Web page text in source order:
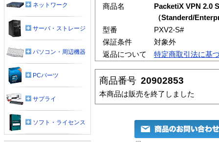
商品名
PacketiX VPN 2.0
（Standerd/
型番
PXV2-S#
保証条件
対象外
返品について
特定商取引法に基
商品番号 20902853
本商品は販売を終了しました
ネットワーク
サーバ・ストレージ
パソコン・周辺機器
PCパーツ
サプライ
ソフト・ライセンス